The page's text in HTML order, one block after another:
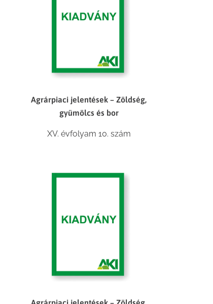
Agrárpiaci jelentések – Zöldség,
gyümölcs és bor
XV. évfolyam 10. szám